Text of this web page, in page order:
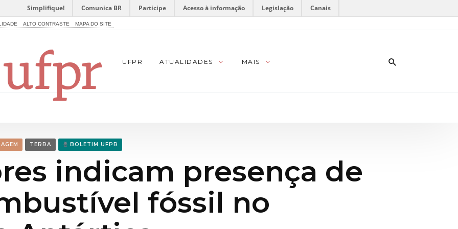
Simplifique! Comunica BR Participe Acesso à informação Legislação Canais
ALTO CONTRASTE MAPA DO SITE
UFPR ATUALIDADES MAIS
TERRA BOLETIM UFPR
indicam presença de
fóssil no